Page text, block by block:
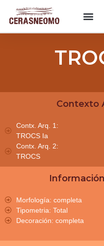
Contexto
Contx. Arq. 1:
TROCS Ia
Contx. Arq. 2:
TROCS
Morfología: completa
Tipometria: Total
Decoración: completa